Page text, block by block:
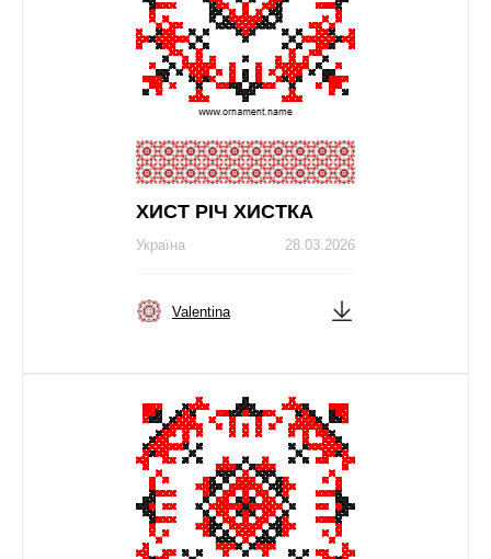
ХИСТ РІЧ ХИСТКА
28.03.2026
Україна
Valentina